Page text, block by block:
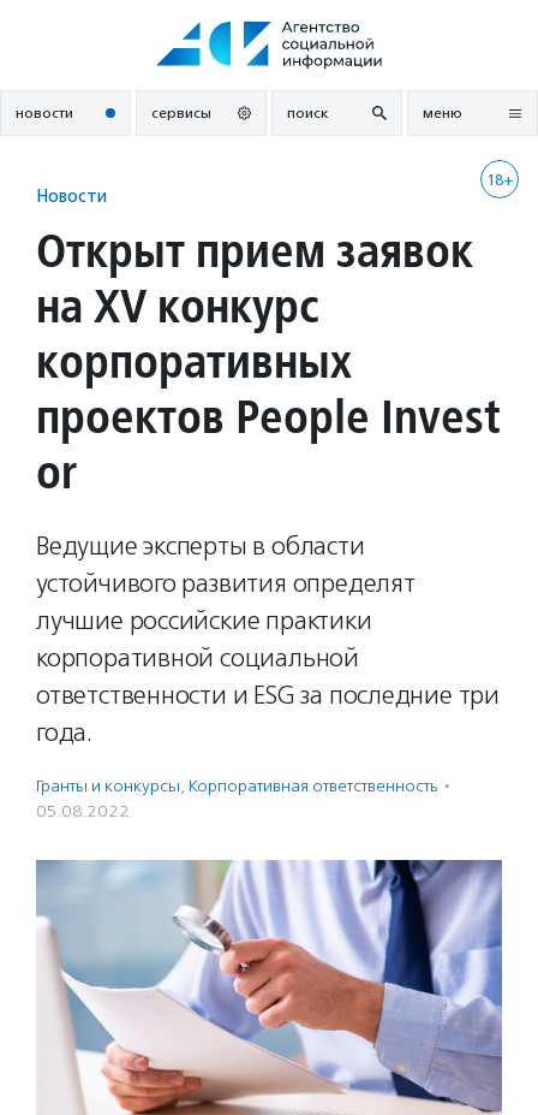
новости сервисы поиск меню
18+
Новости
Открыт прием заявок
на XV конкурс
корпоративных
проектов People Invest
or
Ведущие эксперты в области
устойчивого развития определят
лучшие российские практики
корпоративной социальной
ответственности и ESG за последние три
года.
Гранты и конкурсы, Корпоративная ответственность ·
05.08.2022